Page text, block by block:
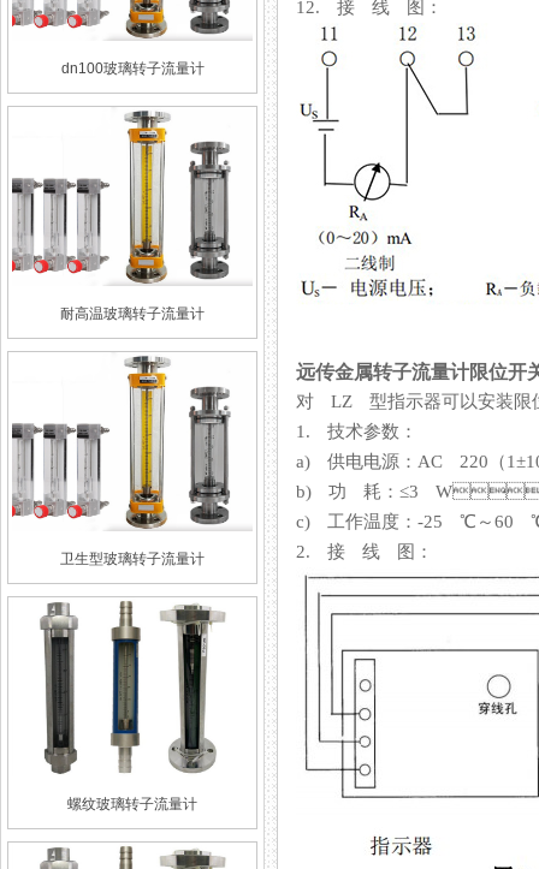
dn100玻璃转子流量计
耐高温玻璃转子流量计
卫生型玻璃转子流量计
螺纹玻璃转子流量计
12. 接 线 图：
远传金属转子流量计限位开
对 LZ 型指示器可以安装限
1. 技术参数：
a) 供电电源：AC 220（
b) 功 耗：≤3
c) 工作温度：-25 ℃～60
2. 接 线 图：